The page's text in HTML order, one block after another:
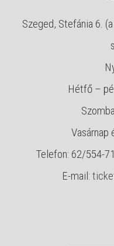
Szeged, Stefánia 6.
Hétfő –
Vasárnap
Telefon: 62/554-
E-mail: